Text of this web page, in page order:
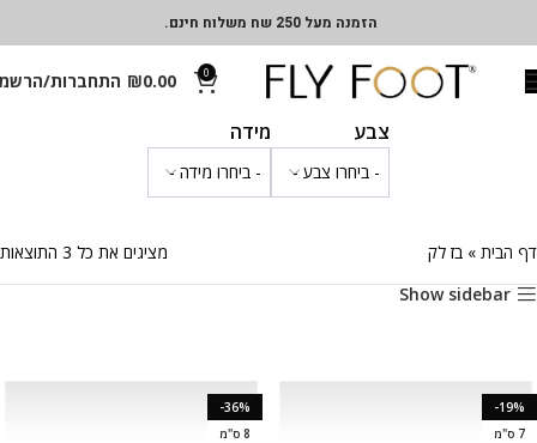
הזמנה מעל 250 שח משלוח חינם.
0
₪0.00 התחברות/
צבע מידה
דף הבית » בז לק
מציגים את כל ⁦3⁩ התוצאות
Show sidebar
-19%
7 ס"מ
-36%
8 ס"מ